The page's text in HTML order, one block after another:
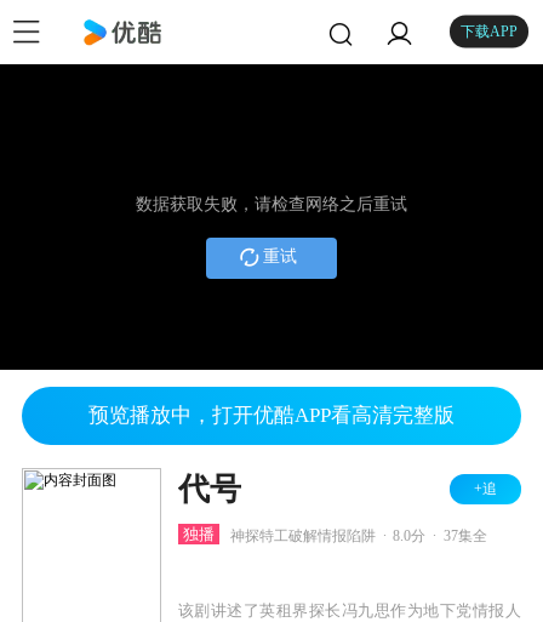
下载APP
数据获取失败，请检查网络之后重试
重试
预览播放中，打开优酷APP看高清完整版
代号 +追
独播 神探特工破解情报陷阱 8.0分 37集全
该剧讲述了英租界探长冯九思作为地下党情报人